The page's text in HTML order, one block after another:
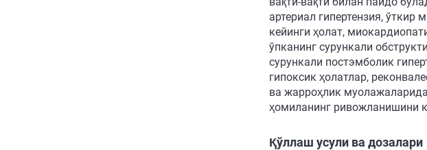
артериал гипертензия,
кейинги ҳолат,
ўпканинг сурункали
сурункали постэмболик
гипоксик ҳолатлар,
ва жарроҳлик
ҳомиланинг ривожланишини
Қўллаш усули ва дозалари